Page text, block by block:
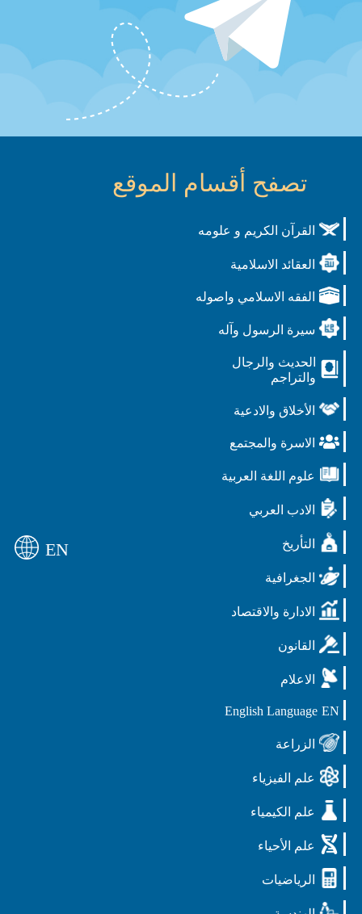
تصفح أقسام الموقع
القرآن الكريم و علومه
العقائد الاسلامية
الفقه الاسلامي واصوله
سيرة الرسول وآله
الحديث والرجال
والتراجم
الأخلاق والادعية
الاسرة والمجتمع
علوم اللغة العربية
الادب العربي
التأريخ
الجغرافية
الادارة والاقتصاد
القانون
الاعلام
EN
English Language
الزراعة
علم الفيزياء
علم الكيمياء
علم الأحياء
الرياضيات
EN